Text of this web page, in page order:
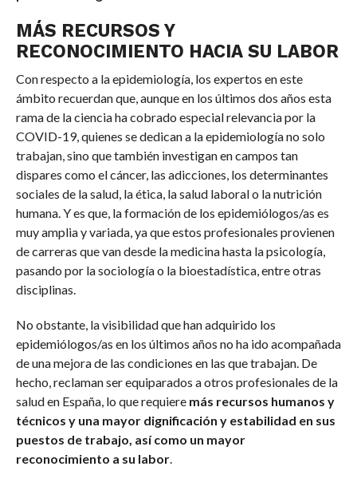
MÁS RECURSOS Y
RECONOCIMIENTO HACIA SU LABOR
Con respecto a la epidemiología, los expertos en este
ámbito recuerdan que, aunque en los últimos dos años esta
rama de la ciencia ha cobrado especial relevancia por la
COVID-19, quienes se dedican a la epidemiología no solo
trabajan, sino que también investigan en campos tan
dispares como el cáncer, las adicciones, los determinantes
sociales de la salud, la ética, la salud laboral o la nutrición
humana. Y es que, la formación de los epidemiólogos/as es
muy amplia y variada, ya que estos profesionales provienen
de carreras que van desde la medicina hasta la psicología,
pasando por la sociología o la bioestadística, entre otras
disciplinas.
No obstante, la visibilidad que han adquirido los
epidemiólogos/as en los últimos años no ha ido acompañada
de una mejora de las condiciones en las que trabajan. De
hecho, reclaman ser equiparados a otros profesionales de la
salud en España, lo que requiere más recursos humanos y
técnicos y una mayor dignificación y estabilidad en sus
puestos de trabajo, así como un mayor
reconocimiento a su labor.